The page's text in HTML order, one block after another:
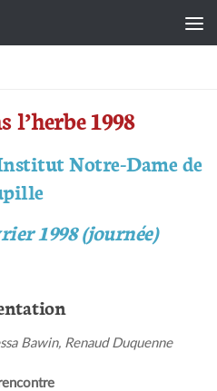
l’herbe 1998
Notre-Dame de
1998 (journée)
Bawin, Renaud Duquenne